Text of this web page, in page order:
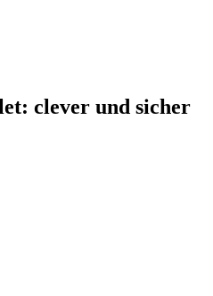
clever und sicher